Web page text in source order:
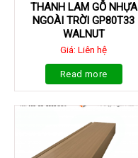
THANH LAM GỖ NHỰA
NGOÀI TRỜI GP80T33
WALNUT
Giá: Liên hệ
Read more